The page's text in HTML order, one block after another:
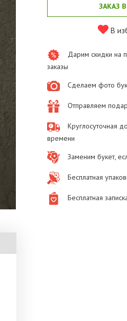
ЗАКАЗ
В
Дарим скидки на
заказы
Сделаем фото
Отправляем
Круглосуточная
времени
Заменим букет,
Бесплатная
Бесплатная